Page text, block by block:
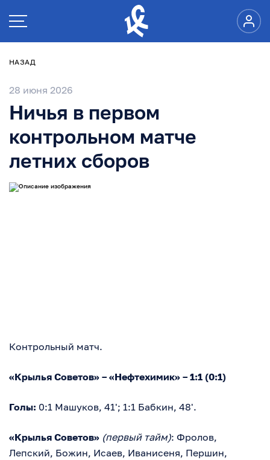
НАЗАД
28 июня 2026
Ничья в первом
контрольном матче
летних сборов
Контрольный матч.
«Крылья Советов» – «Нефтехимик» – 1:1 (0:1)
Голы: 0:1 Машуков, 41'; 1:1 Бабкин, 48'.
«Крылья Советов» (первый тайм): Фролов,
Лепский, Божин, Исаев, Иванисеня, Першин,